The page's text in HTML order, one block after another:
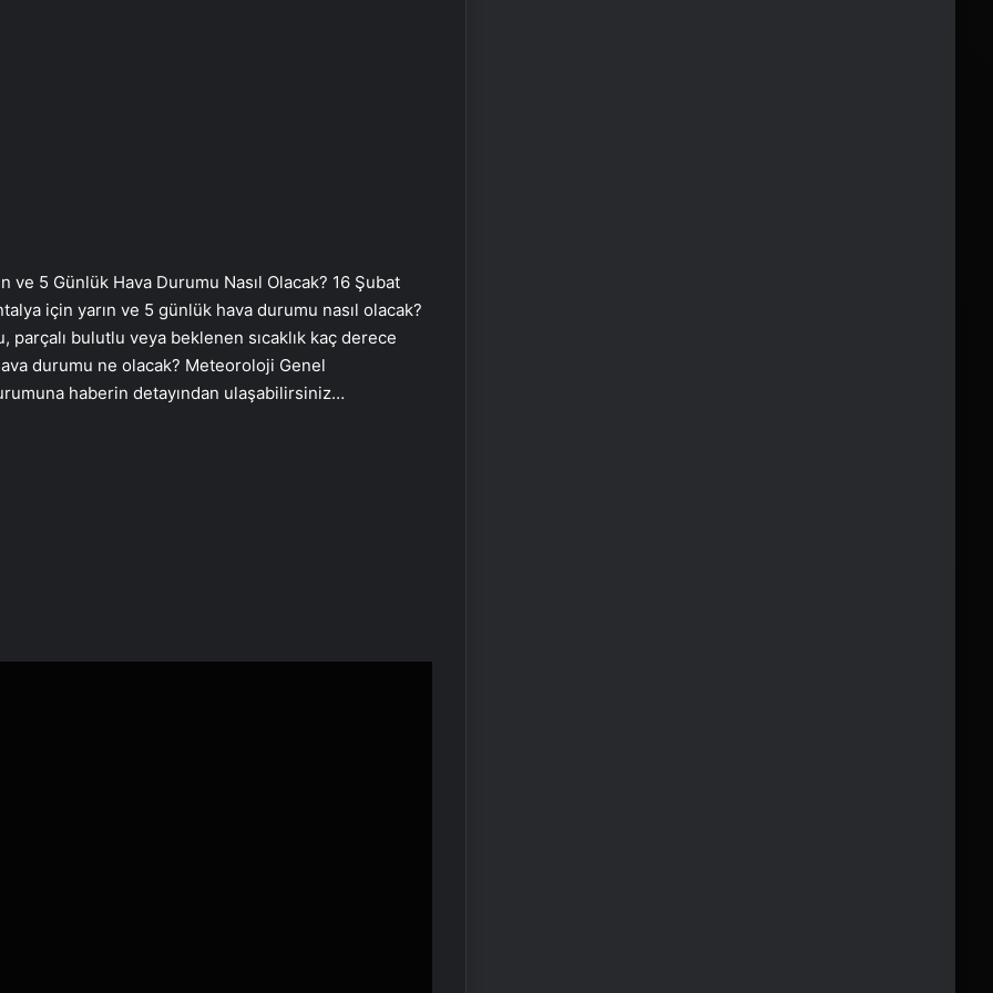
ve 5 Günlük Hava Durumu Nasıl Olacak? 16 Şubat
için yarın ve 5 günlük hava durumu nasıl olacak?
bulutlu veya beklenen sıcaklık kaç derece
durumu ne olacak? Meteoroloji Genel
haberin detayından ulaşabilirsiniz…